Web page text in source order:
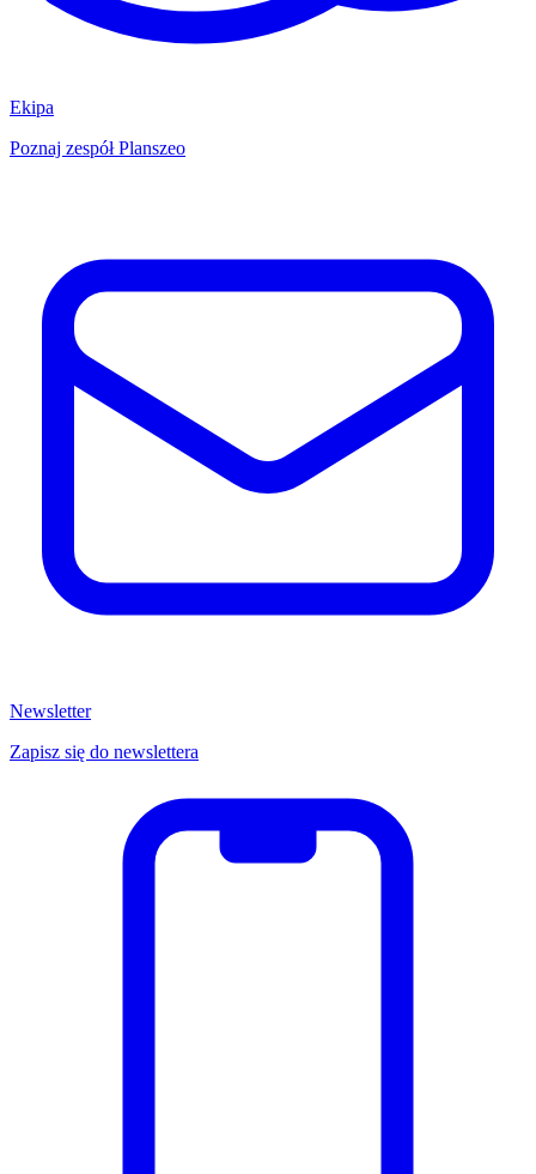
Ekipa
Poznaj zespół Planszeo
Newsletter
Zapisz się do newslettera